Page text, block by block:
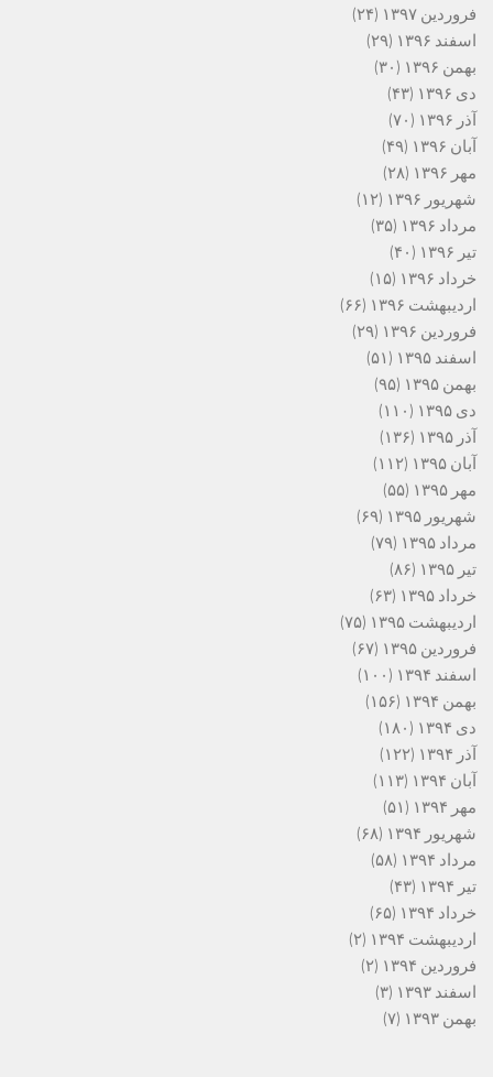
فروردین ۱۳۹۷
(۲۴)
اسفند ۱۳۹۶
(۲۹)
بهمن ۱۳۹۶
(۳۰)
دی ۱۳۹۶
(۴۳)
آذر ۱۳۹۶
(۷۰)
آبان ۱۳۹۶
(۴۹)
مهر ۱۳۹۶
(۲۸)
شهریور ۱۳۹۶
(۱۲)
مرداد ۱۳۹۶
(۳۵)
تیر ۱۳۹۶
(۴۰)
خرداد ۱۳۹۶
(۱۵)
اردیبهشت ۱۳۹۶
(۶۶)
فروردین ۱۳۹۶
(۲۹)
اسفند ۱۳۹۵
(۵۱)
بهمن ۱۳۹۵
(۹۵)
دی ۱۳۹۵
(۱۱۰)
آذر ۱۳۹۵
(۱۳۶)
آبان ۱۳۹۵
(۱۱۲)
مهر ۱۳۹۵
(۵۵)
شهریور ۱۳۹۵
(۶۹)
مرداد ۱۳۹۵
(۷۹)
تیر ۱۳۹۵
(۸۶)
خرداد ۱۳۹۵
(۶۳)
اردیبهشت ۱۳۹۵
(۷۵)
فروردین ۱۳۹۵
(۶۷)
اسفند ۱۳۹۴
(۱۰۰)
بهمن ۱۳۹۴
(۱۵۶)
دی ۱۳۹۴
(۱۸۰)
آذر ۱۳۹۴
(۱۲۲)
آبان ۱۳۹۴
(۱۱۳)
مهر ۱۳۹۴
(۵۱)
شهریور ۱۳۹۴
(۶۸)
مرداد ۱۳۹۴
(۵۸)
تیر ۱۳۹۴
(۴۳)
خرداد ۱۳۹۴
(۶۵)
اردیبهشت ۱۳۹۴
(۲)
فروردین ۱۳۹۴
(۲)
اسفند ۱۳۹۳
(۳)
بهمن ۱۳۹۳
(۷)